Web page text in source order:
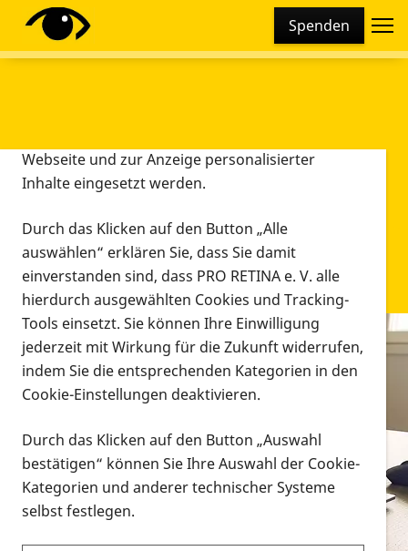
Spenden
Infomaterial
Infomaterial
Vorlesen
Alle Infomaterialien in verschiedenen
Formaten an einem Ort
Sie möchten wissen, wie Sie nach Infonmaterial
Diese Webseite setzt verschiedene Cookies und
Tracking-Tools ein. Dies beinhaltet Cookies und
Webseite und zur Anzeige personalisierter
Inhalte eingesetzt werden.
Durch das Klicken auf den Button „Alle
auswählen“ erklären Sie, dass Sie damit
einverstanden sind, dass PRO RETINA e. V. alle
hierdurch ausgewählten Cookies und Tracking-
Tools einsetzt. Sie können Ihre Einwilligung
jederzeit mit Wirkung für die Zukunft widerrufen,
indem Sie die entsprechenden Kategorien in den
Cookie-Einstellungen deaktivieren.
Durch das Klicken auf den Button „Auswahl
bestätigen“ können Sie Ihre Auswahl der Cookie-
Kategorien und anderer technischer Systeme
selbst festlegen.